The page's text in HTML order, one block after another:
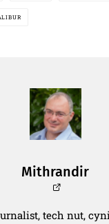
Mithrandir
tech nut,